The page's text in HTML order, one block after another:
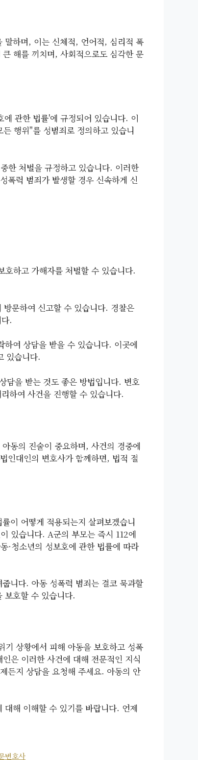
말하며, 이는 신체적, 언어적, 심리적 폭
해를 끼치며, 사회적으로도 심각한 문
관한 법률'에 규정되어 있습니다. 이
행위"를 성범죄로 정의하고 있습니
한 처벌을 규정하고 있습니다. 이러한
폭력 범죄가 발생할 경우 신속하게 신
하고 가해자를 처벌할 수 있습니다.
문하여 신고할 수 있습니다. 경찰은
.
하여 상담을 받을 수 있습니다. 이곳에
있습니다.
담을 받는 것도 좋은 방법입니다. 변호
하여 사건을 진행할 수 있습니다.
동의 진술이 중요하며, 사건의 경중에
인대인의 변호사가 함께하면, 법적 절
이 어떻게 적용되는지 살펴보겠습니
있습니다. A군의 부모는 즉시 112에
·청소년의 성보호에 관한 법률에 따라
니다. 아동 성폭력 범죄는 결코 묵과할
보호할 수 있습니다.
상황에서 피해 아동을 보호하고 성폭
은 이러한 사건에 대해 전문적인 지식
든지 상담을 요청해 주세요. 아동의 안
대해 이해할 수 있기를 바랍니다. 언제
변호사